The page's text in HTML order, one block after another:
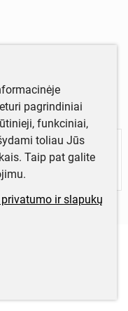
pagrindiniai
funkciniai,
toliau Jūs
Taip pat galite
ir slapukų